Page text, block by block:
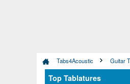
Tabs4Acoustic Guitar
Top Tablatures